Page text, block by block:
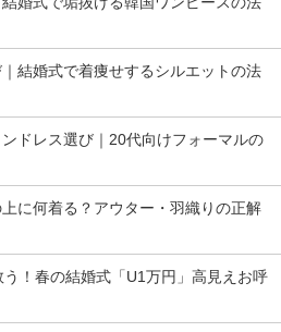
結婚式で着痩せするシルエットの法
ドレス選び｜20代向けフォーマルの
に何着る？アウター・羽織りの正解
う！春の結婚式「U1万円」高見えお呼